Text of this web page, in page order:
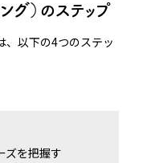
グ）のステップ
、以下の4つのステッ
ズを把握す